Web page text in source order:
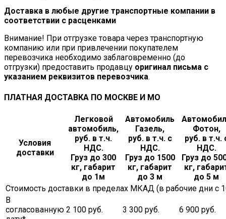
Доставка в любые другие транспортные компании в
соответствии с расценками
Внимание! При отгрузке товара через транспортную
компанию или при привлечении покупателем
перевозчика необходимо заблаговременно (до
отгрузки) предоставить продавцу оригинал письма с
указанием реквизитов перевозчика.
ПЛАТНАЯ ДОСТАВКА ПО МОСКВЕ И МО
Условия
доставки
Легковой
автомобиль,
руб. в т.ч.
НДС.
Груз до 300
кг, габарит
до 1м
Автомобиль
Газель,
руб. в т.ч. с
НДС.
Груз до 1500
кг, габарит
до 3 м
Фотон,
руб. в т.ч.
НДС.
Груз до
кг,
до 5 м
Стоимость доставки в пределах МКАД (в рабочие дни с
В
согласованную 2 100 руб. 3 300 руб. 6 900 руб.